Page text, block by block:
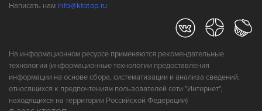
Написать нам info@ktotop.ru
На информационном ресурсе применяются рекомендательные
технологии (информационные технологии предоставления
информации на основе сбора, систематизации и анализа сведений,
относящихся к предпочтениям пользователей сети "Интернет",
находящихся на территории Российской Федерации)